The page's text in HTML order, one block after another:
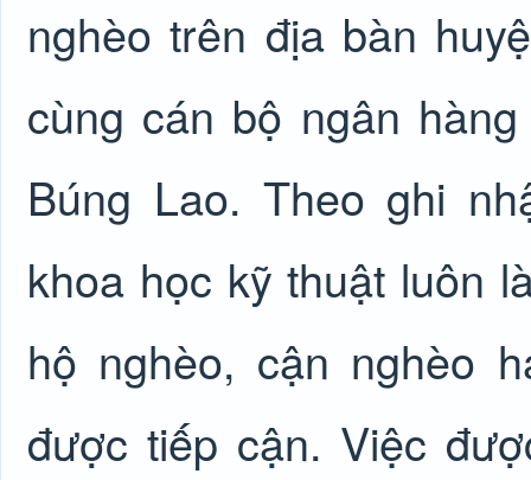
nghèo trên địa bàn
cùng cán bộ ngân
Búng Lao. Theo ghi
khoa học kỹ thuật luôn
hộ nghèo, cận nghèo
được tiếp cận. Việc